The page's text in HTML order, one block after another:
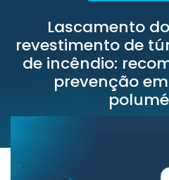
Lascamento
revestimento de
de incêndio:
prevenção